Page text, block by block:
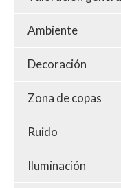
Ambiente
Decoración
Zona de copas
Ruido
Iluminación